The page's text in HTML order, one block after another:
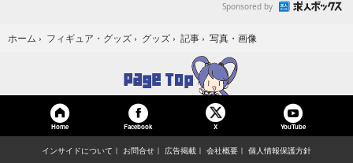
Sponsored by
ホーム › フィギュア・グッズ › グッズ › 記事 › 写真・画像
Home Facebook X YouTube
インサイドについて お問合せ 広告掲載 会社概要 個人情報保護方針